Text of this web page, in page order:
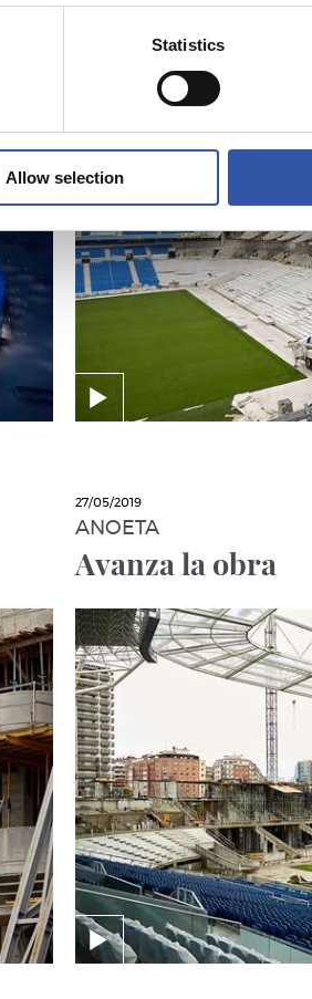
Statistics
Allow selection
27/05/2019
ANOETA
Avanza la obra